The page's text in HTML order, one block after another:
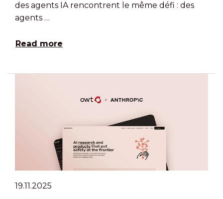
des agents IA rencontrent le même défi : des
agents …
Read more
19.11.2025